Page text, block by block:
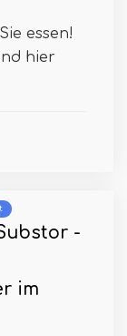
essen!
hier
-
im